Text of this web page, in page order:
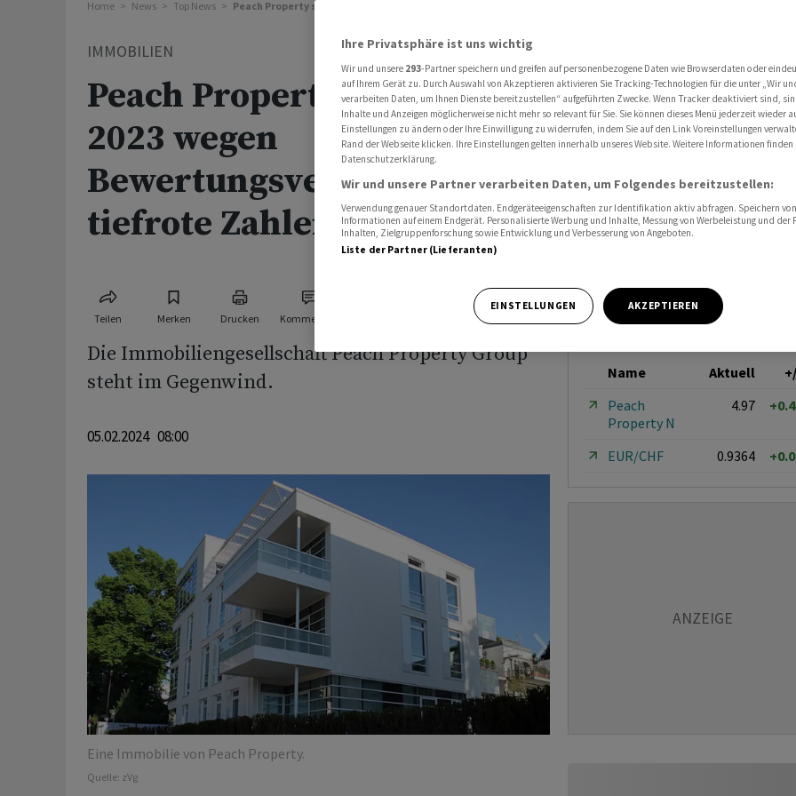
Home News Top News Peach Property schreibt 2023 wegen Bewertungsverlusten tiefrote Zahlen
IMMOBILIEN
Peach Property schreibt
2023 wegen
Bewertungsverlusten
tiefrote Zahlen
Teilen Merken Drucken Kommentare
Die Immobiliengesellschaft Peach Property Group
steht im Gegenwind.
05.02.2024 08:00
Eine Immobilie von Peach Property.
Quelle: zVg
Name Aktuell
Peach
Property N
4.97
EUR/CHF 0.9364
Ihre Privatsphäre ist uns wichtig
Wir und unsere 293-Partner speichern und greifen auf personenbezogene Daten wie Browserdaten oder
auf Ihrem Gerät zu. Durch Auswahl von Akzeptieren aktivieren Sie Tracking-Technologien für die unter „Wir
verarbeiten Daten, um Ihnen Dienste bereitzustellen“ aufgeführten Zwecke. Wenn Tracker deaktiviert sind,
Inhalte und Anzeigen möglicherweise nicht mehr so relevant für Sie. Sie können dieses Menü jederzeit wieder
Einstellungen zu ändern oder Ihre Einwilligung zu widerrufen, indem Sie auf den Link Voreinstellungen
Rand der Webseite klicken. Ihre Einstellungen gelten innerhalb unseres Website. Weitere Informationen finden
Datenschutzerklärung.
Wir und unsere Partner verarbeiten Daten, um Folgendes bereitzustellen:
Verwendung genauer Standortdaten. Endgeräteeigenschaften zur Identifikation aktiv abfragen. Speichern
Informationen auf einem Endgerät. Personalisierte Werbung und Inhalte, Messung von Werbeleistung und der
Inhalten, Zielgruppenforschung sowie Entwicklung und Verbesserung von Angeboten.
Liste der Partner (Lieferanten)
EINSTELLUNGEN AKZEPTIEREN